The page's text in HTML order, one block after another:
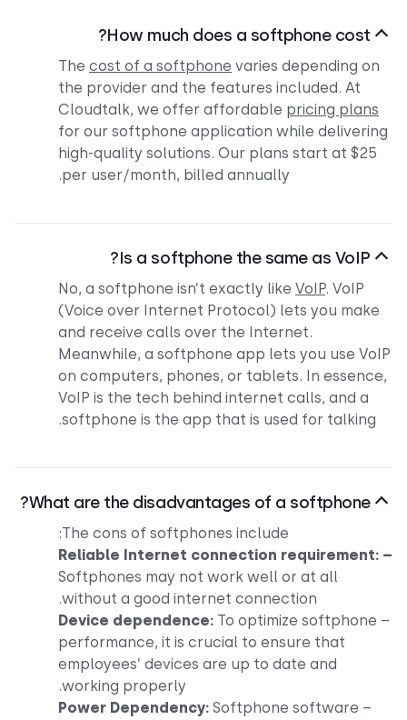
How much does a softphone cost?
Thecost of a softphonevaries depending
the provider and the features included. At
Cloudtalk, we offer affordablepricing plans
for our softphone application while
high-quality solutions. Our plans start at $25
per user/month, billed annually.
Is a softphone the same as VoIP?
No, a softphone isn’t exactly likeVoIP . VoIP
(Voice over Internet Protocol) lets you
and receive calls over the Internet.
Meanwhile, a softphone app lets you use
on computers, phones, or tablets. In
VoIP is the tech behind internet calls, and a
softphone is the app that is used for talking.
What are the disadvantages of a softphone?
The cons of softphones include:
Reliable Internet connection requirement:
Softphones may not work well or at all
without a good internet connection.
Device dependence:To optimize softphone
performance, it is crucial to ensure that
employees’ devices are up to date and
working properly.
Power Dependency:Softphone software